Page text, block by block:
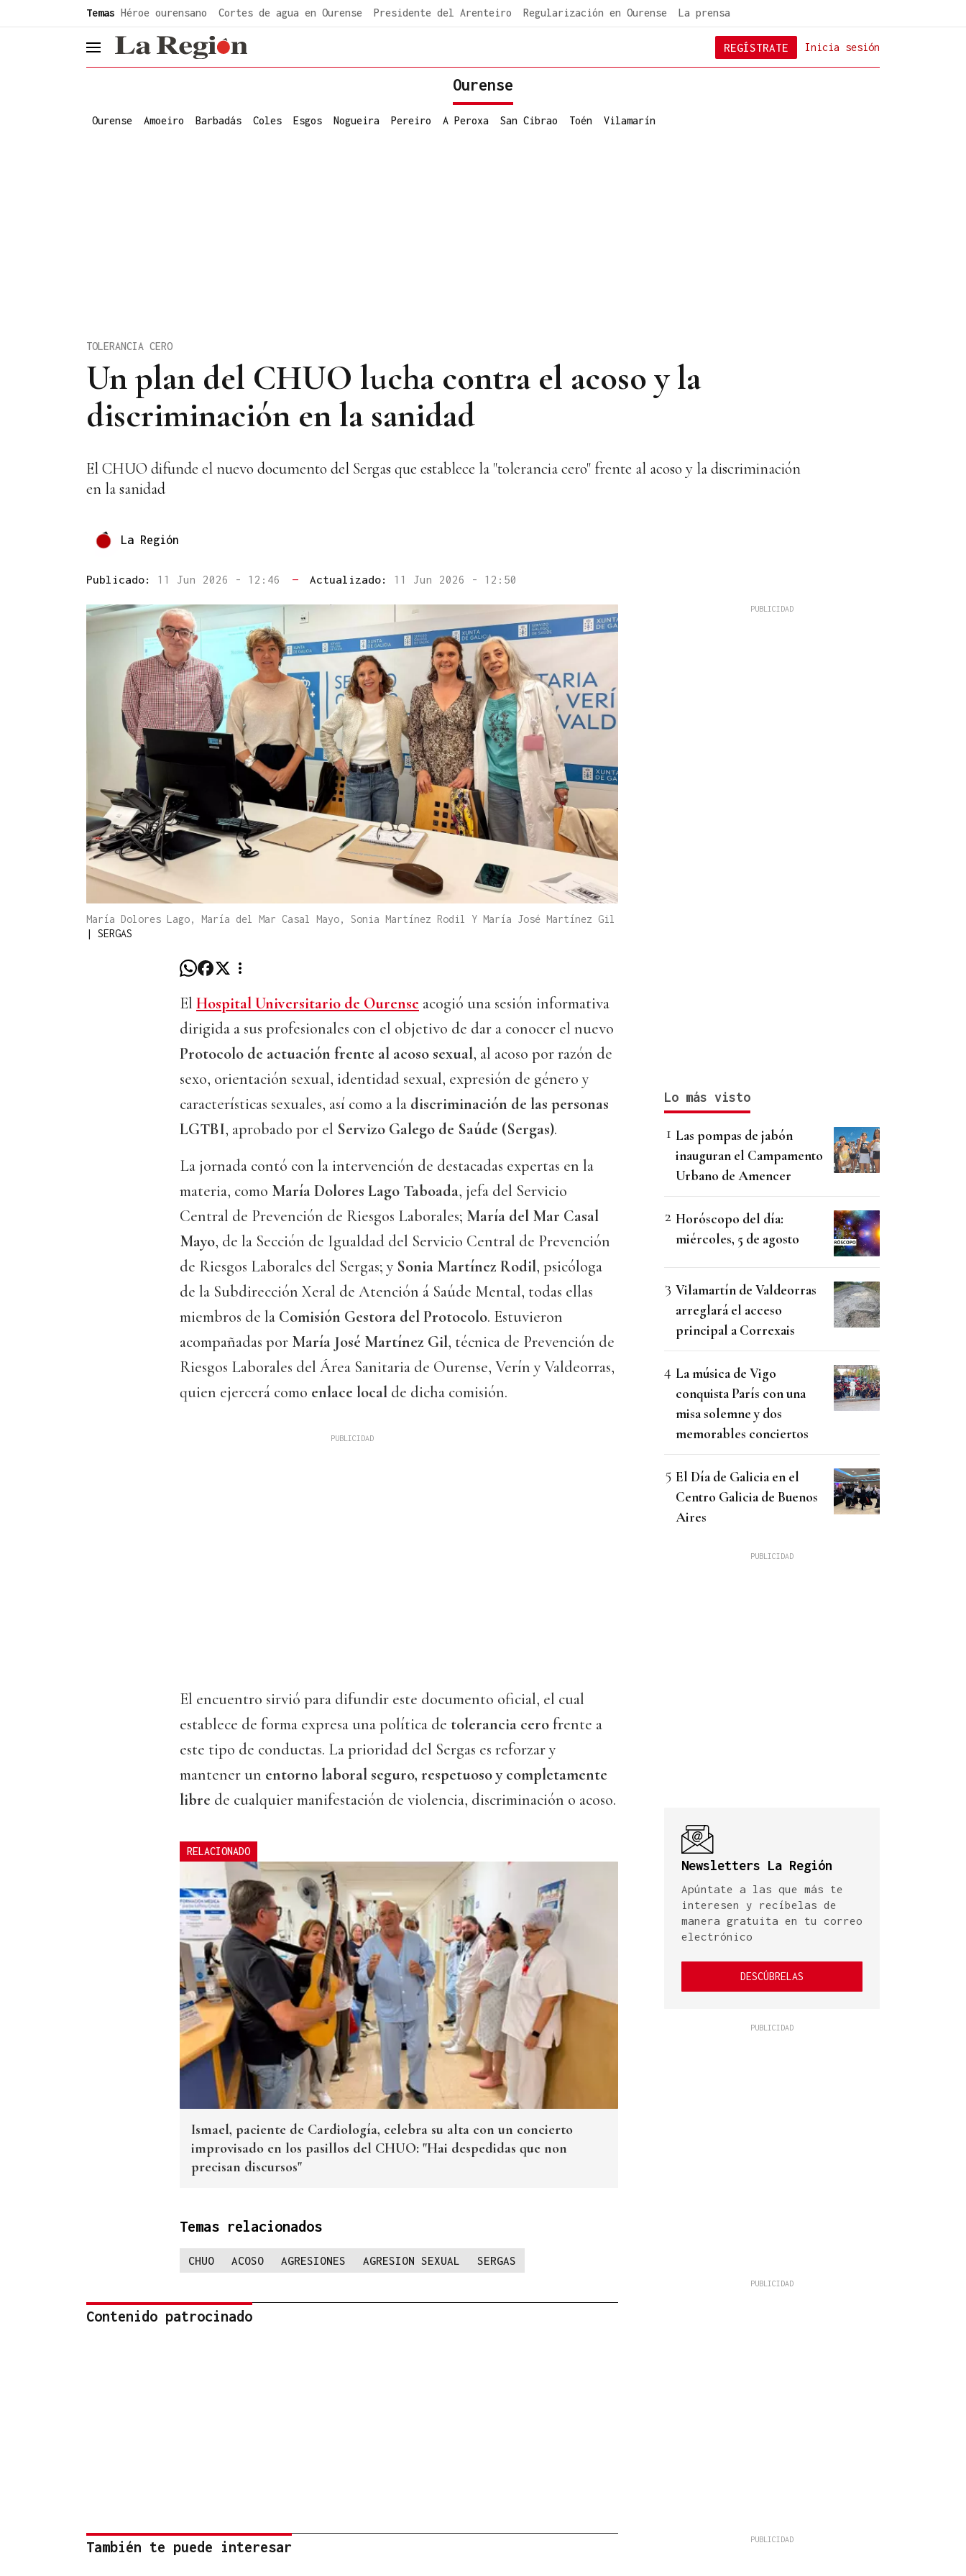
Temas Héroe ourensano Cortes de agua en Ourense Presidente del Arenteiro Regularización en Ourense La prensa
header.menu.open Inicia sesión
REGÍSTRATE
Ourense
Ourense Amoeiro Barbadás Coles Esgos Nogueira Pereiro A Peroxa San Cibrao Toén Vilamarín
Un plan del CHUO lucha contra el acoso y la
discriminación en la sanidad
TOLERANCIA CERO
El CHUO difunde el nuevo documento del Sergas que establece la "tolerancia cero" frente al acoso y la discriminación
en la sanidad
La Región
Publicado: 11 Jun 2026 - 12:46 — Actualizado: 11 Jun 2026 - 12:50
María Dolores Lago, María del Mar Casal Mayo, Sonia Martínez Rodil Y María José Martínez Gil
| SERGAS
El Hospital Universitario de Ourense acogió una sesión informativa
dirigida a sus profesionales con el objetivo de dar a conocer el nuevo
Protocolo de actuación frente al acoso sexual, al acoso por razón de
sexo, orientación sexual, identidad sexual, expresión de género y
características sexuales, así como a la discriminación de las personas
LGTBI, aprobado por el Servizo Galego de Saúde (Sergas).
La jornada contó con la intervención de destacadas expertas en la
materia, como María Dolores Lago Taboada, jefa del Servicio
Central de Prevención de Riesgos Laborales; María del Mar Casal
Mayo, de la Sección de Igualdad del Servicio Central de Prevención
de Riesgos Laborales del Sergas; y Sonia Martínez Rodil, psicóloga
de la Subdirección Xeral de Atención á Saúde Mental, todas ellas
miembros de la Comisión Gestora del Protocolo. Estuvieron
acompañadas por María José Martínez Gil, técnica de Prevención de
Riesgos Laborales del Área Sanitaria de Ourense, Verín y Valdeorras,
quien ejercerá como enlace local de dicha comisión.
El encuentro sirvió para difundir este documento oficial, el cual
establece de forma expresa una política de tolerancia cerofrente a
este tipo de conductas. La prioridad del Sergas es reforzar y
mantener un entorno laboral seguro, respetuoso y completamente
libre de cualquier manifestación de violencia, discriminación o acoso.
RELACIONADO
Ismael, paciente de Cardiología, celebra su alta con un concierto
improvisado en los pasillos del CHUO: "Hai despedidas que non
precisan discursos"
Temas relacionados
CHUO ACOSO AGRESIONES AGRESION SEXUAL SERGAS
Contenido patrocinado
También te puede interesar
Lo más visto
Las pompas de jabón
inauguran el Campamento
Urbano de Amencer
Horóscopo del día:
miércoles, 5 de agosto
Vilamartín de Valdeorras
arreglará el acceso
principal a Correxais
La música de Vigo
conquista París con una
misa solemne y dos
memorables conciertos
El Día de Galicia en el
Centro Galicia de Buenos
Aires
Newsletters La Región
Apúntate a las que más te
interesen y recíbelas de
manera gratuita en tu correo
electrónico
DESCÚBRELAS